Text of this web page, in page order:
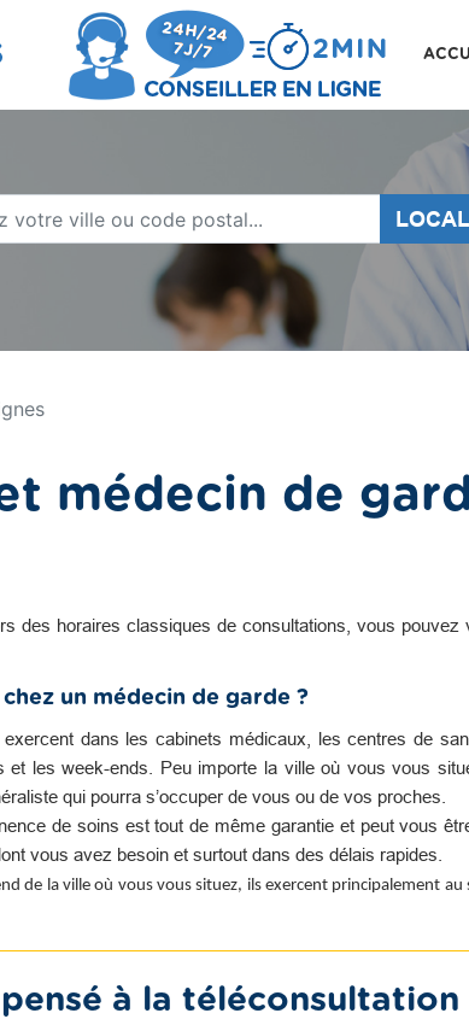
médecin de
des horaires classiques de consultations, vous
un médecin de garde ?
dans les cabinets médicaux, les centres de
les week-ends. Peu importe la ville où vous vous
qui pourra s’occuper de vous ou de vos proches.
de soins est tout de même garantie et peut vous
vous avez besoin et surtout dans des délais rapides.
de la ville où vous vous situez, ils exercent principalement
à la téléconsultation